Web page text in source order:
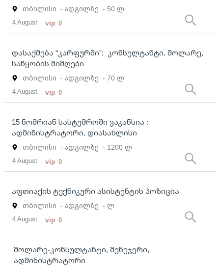
თბილისი - ადგილზე - 50 ლ
4 August vip 0
დასაქმება “კარფურში”: კონსულტანტი, მოლარე,
საწყობის მიმღები
თბილისი - ადგილზე - 70 ლ
4 August vip 0
15 ნომრიან სასტუმროში ვაკანსია :
ადმინისტრატორი, დიასახლისი
თბილისი - ადგილზე - 1200 ლ
4 August vip 0
აფთიაქის ტექნიკური ასისტენტის პოზიცია
თბილისი - ადგილზე - ლ
4 August vip 0
მოლარე-კონსულტანტი, მენეჯერი,
ადმინისტრატორი